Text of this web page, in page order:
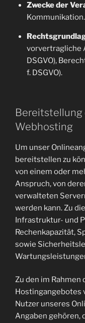
Zwecke der
Kommunikation.
vorvertragliche
DSGVO),
f. DSGVO).
Bereitstellung
Webhosting
Um unser
bereitstellen zu
von einem oder
Anspruch, von
verwalteten
werden kann. Zu
Infrastruktur- und
Rechenkapazität,
sowie
Zu den im
Hostingangebotes
Nutzer unseres
Angaben gehören,